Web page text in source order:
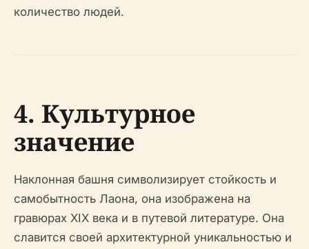
количество людей.
4. Культурное
значение
Наклонная башня символизирует стойкость и
самобытность Лаона, она изображена на
гравюрах XIX века и в путевой литературе. Она
славится своей архитектурной уникальностью и